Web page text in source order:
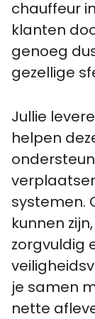
chauffeur
klanten
genoeg
gezellige
Jullie
helpen
systemen.
kunnen
zorgvuldig
je samen
nette